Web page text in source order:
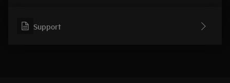
Support